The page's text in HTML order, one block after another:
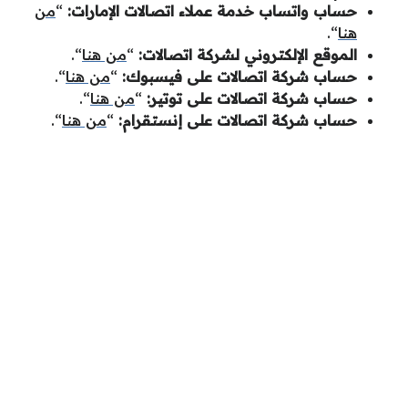
حساب واتساب خدمة عملاء اتصالات الإمارات: “من
هنا“.
الموقع الإلكتروني لشركة اتصالات: “من هنا“.
حساب شركة اتصالات على فيسبوك: “من هنا“.
حساب شركة اتصالات على توتير: “من هنا“.
حساب شركة اتصالات على إنستقرام: “من هنا“.